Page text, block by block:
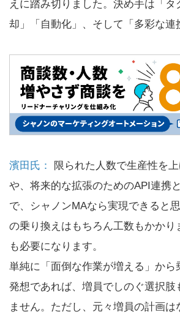
えに踏み切りました。決め手は「タ
却」「自動化」、そして「多彩な連
濱田氏：
限られた人数で生産性を
や、将来的な拡張のためのAPI連携
で、シャノンMAなら実現できると
の乗り換えはもちろん工数もかかり
も必要になります。
単純に「面倒な作業が増える」から
発想であれば、増員でしのぐ選択肢
ません。ただし、元々増員の計画は